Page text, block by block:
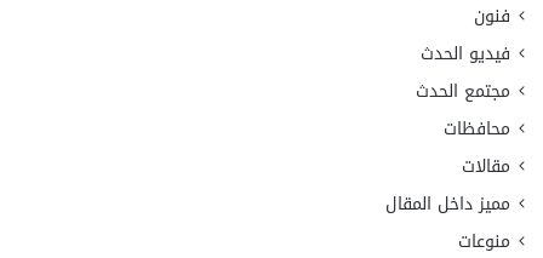
فنون
فيديو الحدث
مجتمع الحدث
محافظات
مقالات
مميز داخل المقال
منوعات